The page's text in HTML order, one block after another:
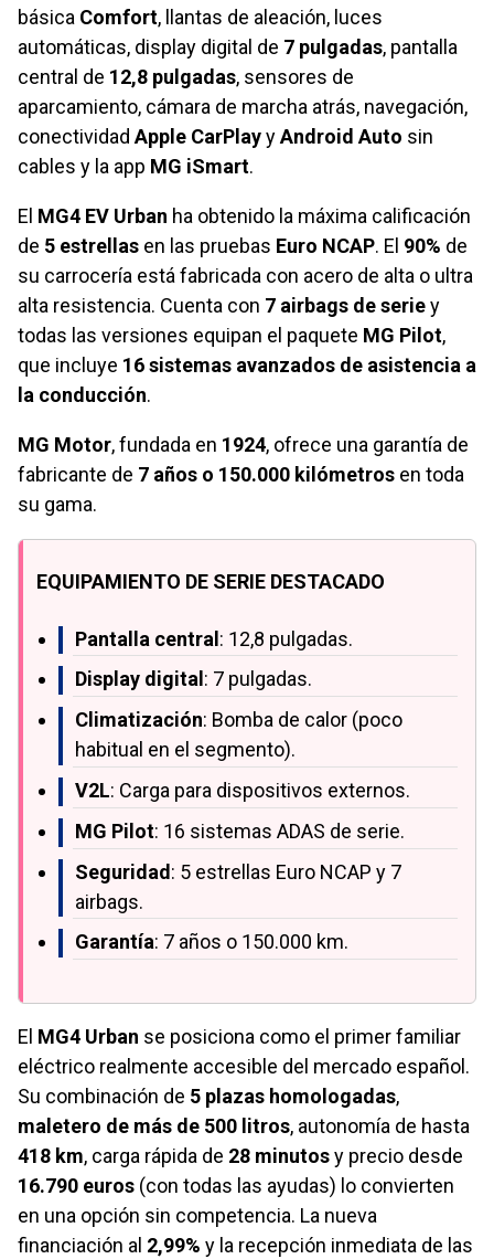
básica Comfort, llantas de aleación, luces
automáticas, display digital de 7 pulgadas, pantalla
central de 12,8 pulgadas, sensores de
aparcamiento, cámara de marcha atrás, navegación,
conectividad Apple CarPlayyAndroid Auto sin
cables y la app MG iSmart.
El MG4 EV Urban ha obtenido la máxima calificación
de 5 estrellas en las pruebas Euro NCAP. El 90% de
su carrocería está fabricada con acero de alta o ultra
alta resistencia. Cuenta con 7 airbags de seriey
todas las versiones equipan el paquete MG Pilot,
que incluye 16 sistemas avanzados de asistencia a
la conducción.
MG Motor, fundada en 1924, ofrece una garantía de
fabricante de 7 años o 150.000 kilómetros en toda
su gama.
EQUIPAMIENTO DE SERIE DESTACADO
Pantalla central: 12,8 pulgadas.
Display digital : 7 pulgadas.
Climatización: Bomba de calor (poco
habitual en el segmento).
V2L: Carga para dispositivos externos.
MG Pilot: 16 sistemas ADAS de serie.
Seguridad: 5 estrellas Euro NCAP y 7
airbags.
Garantía: 7 años o 150.000 km.
El MG4 Urban se posiciona como el primer familiar
eléctrico realmente accesible del mercado español.
Su combinación de 5 plazas homologadas,
maletero de más de 500 litros, autonomía de hasta
418 km, carga rápida de 28 minutosy precio desde
16.790 euros (con todas las ayudas) lo convierten
en una opción sin competencia. La nueva
financiación al 2,99% y la recepción inmediata de las